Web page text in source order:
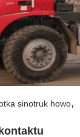
sinotruk howo,